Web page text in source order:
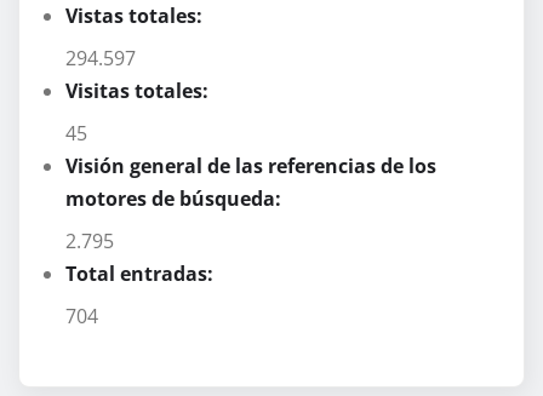
Vistas totales:
294.597
Visitas totales:
45
Visión general de las referencias de los
motores de búsqueda:
2.795
Total entradas:
704